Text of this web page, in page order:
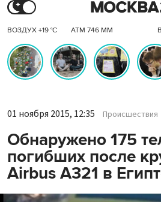
ВОЗДУХ +19 °C АТМ 746 ММ
01 ноября 2015, 12:35 Происшествия
Обнаружено 175
погибших после
Airbus А321 в